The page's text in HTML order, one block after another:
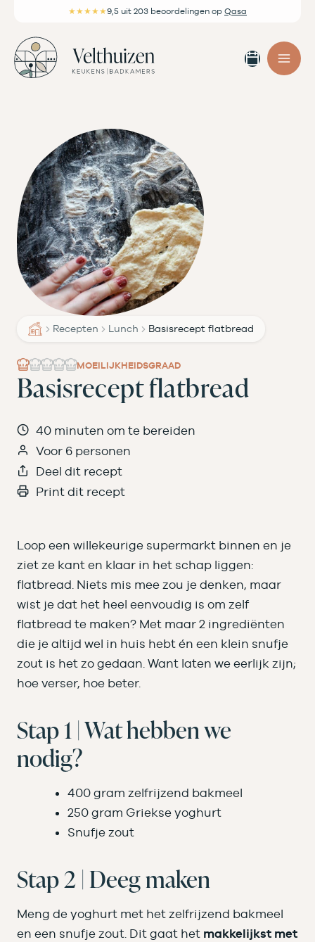
inhoud
★★★★★9,5 uit 203 beoordelingen op Qasa
maken
Recepten Lunch Basisrecept flatbread
MOEILIJKHEIDSGRAAD
Basisrecept flatbread
40 minuten om te bereiden
Voor 6 personen
Deel dit recept
Print dit recept
Loop een willekeurige supermarkt binnen en je
ziet ze kant en klaar in het schap liggen:
flatbread. Niets mis mee zou je denken, maar
wist je dat het heel eenvoudig is om zelf
flatbread te maken? Met maar 2 ingrediënten
die je altijd wel in huis hebt én een klein snufje
zout is het zo gedaan. Want laten we eerlijk zijn;
hoe verser, hoe beter.
Stap 1 | Wat hebben we
nodig?
400 gram zelfrijzend bakmeel
250 gram Griekse yoghurt
Snufje zout
Stap 2 | Deeg maken
Meng de yoghurt met het zelfrijzend bakmeel
en een snufje zout. Dit gaat het makkelijkst met